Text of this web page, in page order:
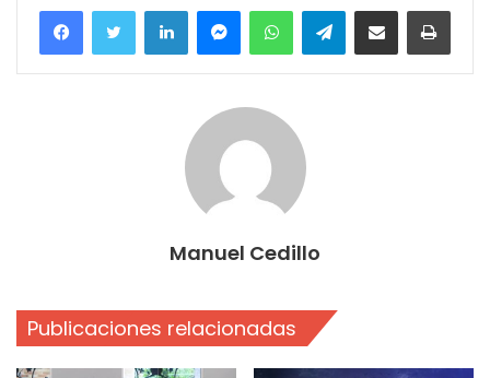
FacebookTwitter LinkedInMessengerWhatsAppTelegramCompartir por correo electrónico
Manuel Cedillo
Publicaciones relacionadas